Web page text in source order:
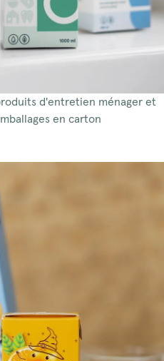
d'entretien ménager et
en carton